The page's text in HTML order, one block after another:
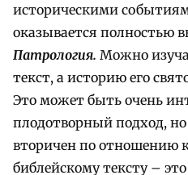
историческими
оказывается полностью
Патрология. Можно
текст, а историю его
Это может быть очень
плодотворный подход,
вторичен по отношению
библейскому тексту –